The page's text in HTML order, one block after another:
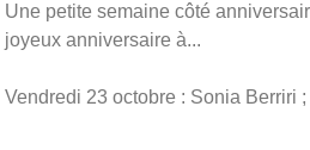
Une petite semaine côté
joyeux anniversaire à...
Vendredi 23 octobre : Sonia Berriri ;